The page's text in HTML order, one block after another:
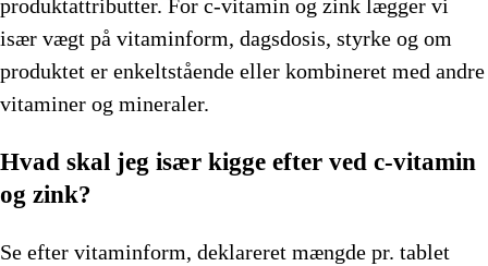
produktattributter. For c-vitamin og zink lægger vi
især vægt på vitaminform, dagsdosis, styrke og om
produktet er enkeltstående eller kombineret med andre
vitaminer og mineraler.
Hvad skal jeg især kigge efter ved c-vitamin
og zink?
Se efter vitaminform, deklareret mængde pr. tablet